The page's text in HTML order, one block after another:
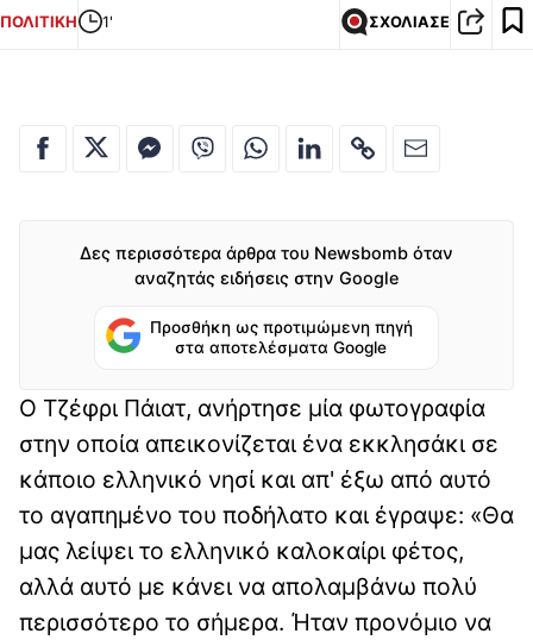
ΠΟΛΙΤΙΚΗ 1' ΣΧΟΛΙΑΣΕ
Δες περισσότερα άρθρα του Newsbomb όταν
αναζητάς ειδήσεις στην Google
Προσθήκη ως προτιμώμενη πηγή
στα αποτελέσματα Google
Ο Τζέφρι Πάιατ, ανήρτησε μία φωτογραφία
στην οποία απεικονίζεται ένα εκκλησάκι σε
κάποιο ελληνικό νησί και απ' έξω από αυτό
το αγαπημένο του ποδήλατο και έγραψε: «Θα
μας λείψει το ελληνικό καλοκαίρι φέτος,
αλλά αυτό με κάνει να απολαμβάνω πολύ
περισσότερο το σήμερα. Ήταν προνόμιο να